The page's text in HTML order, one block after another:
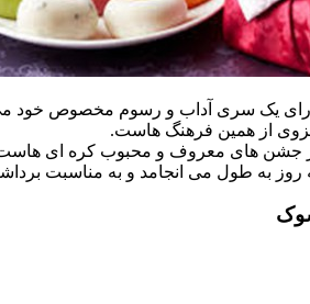
یک سری آداب و رسوم مخصوص خود
از همین فرهنگ هاست.
های معروف و محبوب کره ای هاست که
به طول می انجامد و به مناسبت